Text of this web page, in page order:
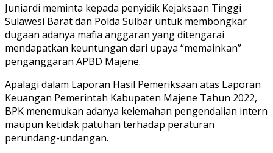
Juniardi meminta kepada penyidik Kejaksaan Tinggi
Sulawesi Barat dan Polda Sulbar untuk membongkar
dugaan adanya mafia anggaran yang ditengarai
mendapatkan keuntungan dari upaya “memainkan”
penganggaran APBD Majene.
Apalagi dalam Laporan Hasil Pemeriksaan atas Laporan
Keuangan Pemerintah Kabupaten Majene Tahun 2022,
BPK menemukan adanya kelemahan pengendalian intern
maupun ketidak patuhan terhadap peraturan
perundang-undangan.